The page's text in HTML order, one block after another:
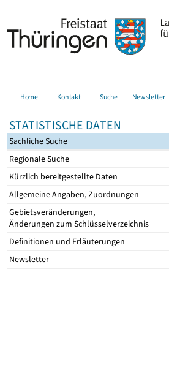
Home Kontakt Suche Newsletter
STATISTISCHE DATEN
Sachliche Suche
Regionale Suche
Kürzlich bereitgestellte Daten
Allgemeine Angaben, Zuordnungen
Gebietsveränderungen,
Änderungen zum Schlüsselverzeichnis
Definitionen und Erläuterungen
Newsletter